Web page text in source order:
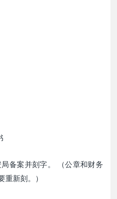
备案并刻字。 （公章和财务
新刻。）